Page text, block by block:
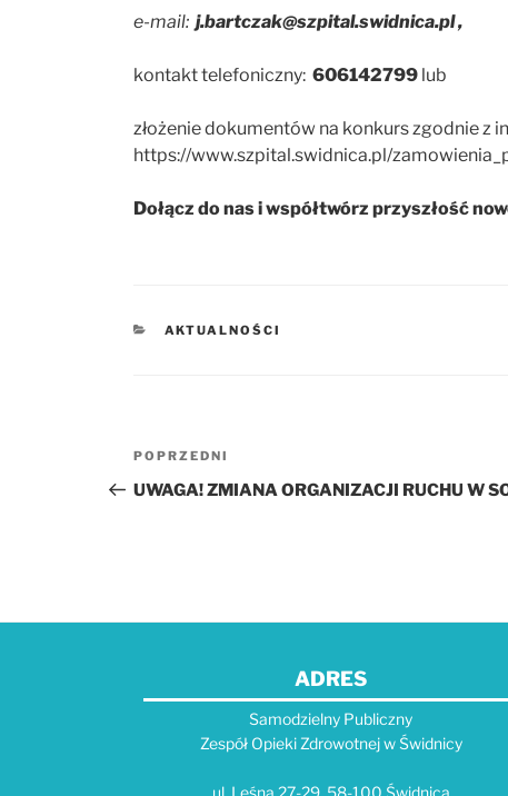
e-mail: j.bartczak@szpital.swidnica.pl ,
kontakt telefoniczny: 606142799 lub
złożenie dokumentów na konkurs zgodnie z
https://www.szpital.swidnica.pl/
Dołącz do nas i współtwórz przyszłość
KATEGORIE
AKTUALNOŚCI
wpisu
Poprzedni
wpis
POPRZEDNI
UWAGA! ZMIANA ORGANIZACJI RUCHU W
ADRES
Samodzielny Publiczny
Zespół Opieki Zdrowotnej w Świdnicy